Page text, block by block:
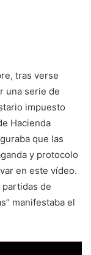
tras verse
una serie de
impuesto
Hacienda
que las
y protocolo
en este vídeo.
partidas de
manifestaba el